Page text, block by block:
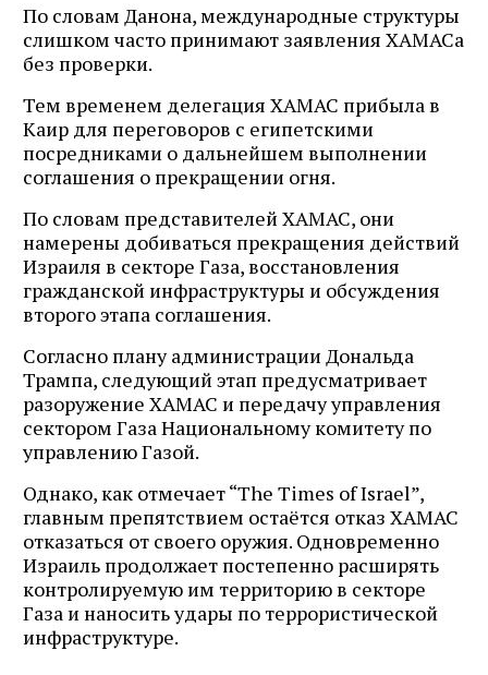
По словам Данона, международные структуры
слишком часто принимают заявления ХАМАСа
без проверки.
Тем временем делегация ХАМАС прибыла в
Каир для переговоров с египетскими
посредниками о дальнейшем выполнении
соглашения о прекращении огня.
По словам представителей ХАМАС, они
намерены добиваться прекращения действий
Израиля в секторе Газа, восстановления
гражданской инфраструктуры и обсуждения
второго этапа соглашения.
Согласно плану администрации Дональда
Трампа, следующий этап предусматривает
разоружение ХАМАС и передачу управления
сектором Газа Национальному комитету по
управлению Газой.
Однако, как отмечает “The Times of Israel”,
главным препятствием остаётся отказ ХАМАС
отказаться от своего оружия. Одновременно
Израиль продолжает постепенно расширять
контролируемую им территорию в секторе
Газа и наносить удары по террористической
инфраструктуре.